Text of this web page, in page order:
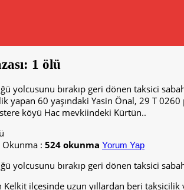
1 ölü
yolcusunu bırakıp geri dönen taksici
yapan 60 yaşındaki Yasin Önal, 29 T
köyü Hac mevkiindeki Kürtün..
Okunma : 524 okunma Yorum Yap
yolcusunu bırakıp geri dönen taksici
Kelkit ilçesinde uzun yıllardan beri